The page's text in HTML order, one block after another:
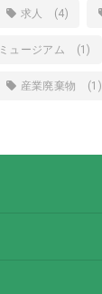
求人 (4)
ミュージアム (1)
産業廃棄物 (1)